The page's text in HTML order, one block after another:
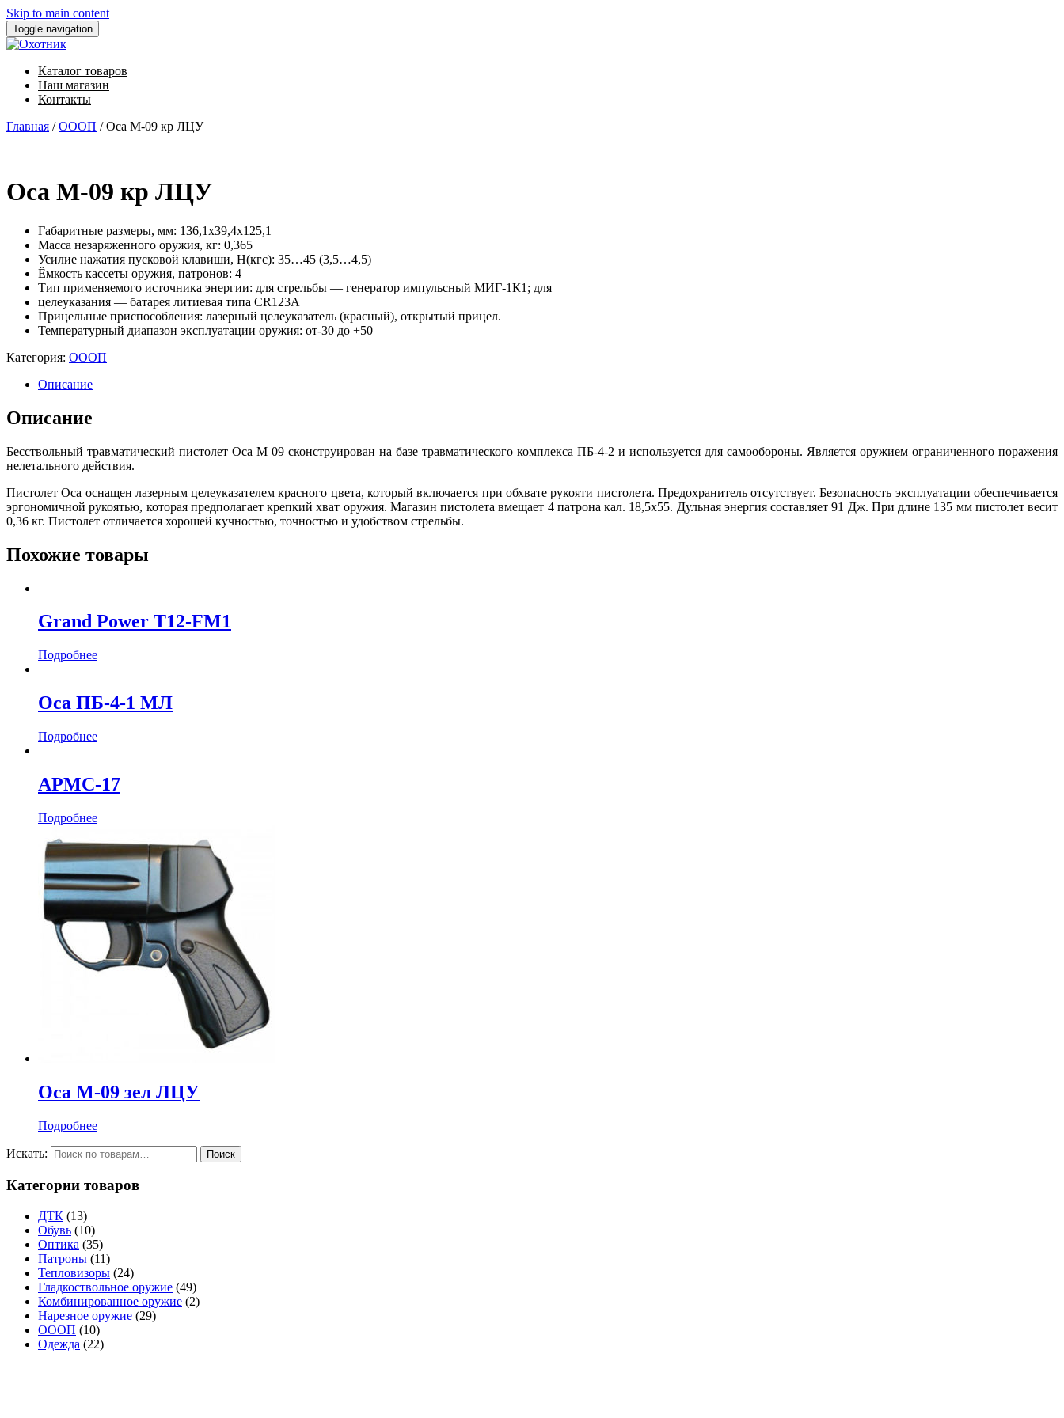
Skip to main content
Toggle navigation
Каталог товаров
Наш магазин
Контакты
Главная /ОООП / Оса М-09 кр ЛЦУ
Оса М-09 кр ЛЦУ
Габаритные размеры, мм: 136,1х39,4х125,1
Масса незаряженного оружия, кг: 0,365
Усилие нажатия пусковой клавиши, Н(кгс): 35…45 (3,5…4,5)
Ёмкость кассеты оружия, патронов: 4
Тип применяемого источника энергии: для стрельбы — генератор импульсный МИГ-1К1; для
целеуказания — батарея литиевая типа CR123A
Прицельные приспособления: лазерный целеуказатель (красный), открытый прицел.
Температурный диапазон эксплуатации оружия: от-30 до +50
Категория: ОООП
Описание
Описание
Бесствольный травматический пистолет Оса М 09 сконструирован на базе травматического комплекса ПБ-4-2 и используется для самообороны. Является оружием ограниченного поражения
нелетального действия.
Пистолет Оса оснащен лазерным целеуказателем красного цвета, который включается при обхвате рукояти пистолета. Предохранитель отсутствует. Безопасность эксплуатации обеспечивается
эргономичной рукоятью, которая предполагает крепкий хват оружия. Магазин пистолета вмещает 4 патрона кал. 18,5х55. Дульная энергия составляет 91 Дж. При длине 135 мм пистолет весит
0,36 кг. Пистолет отличается хорошей кучностью, точностью и удобством стрельбы.
Похожие товары
Grand Power T12-FM1
Подробнее
Оса ПБ-4-1 МЛ
Подробнее
АРМС-17
Подробнее
Оса М-09 зел ЛЦУ
Подробнее
Искать:
Категории товаров
ДТК (13)
Обувь (10)
Оптика (35)
Патроны (11)
Тепловизоры (24)
Гладкоствольное оружие (49)
Комбинированное оружие (2)
Нарезное оружие (29)
ОООП (10)
Одежда (22)